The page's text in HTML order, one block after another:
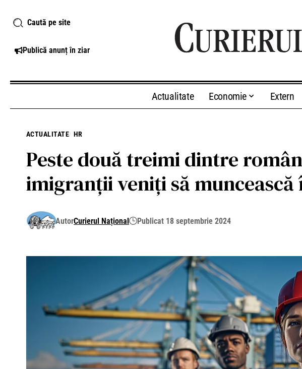
Caută pe site
Publică anunț în ziar
Actualitate Economie Extern
ACTUALITATE HR
Peste două treimi dintre
imigranții veniți să
AutorCurierul Național Publicat 18 septembrie 2024